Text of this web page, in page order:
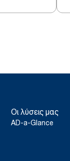
Οι λύσεις μας
AD-a-Glance